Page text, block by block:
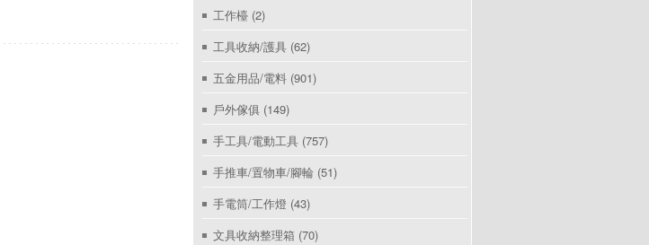
工作檯 (2)
工具收納/護具 (62)
五金用品/電料 (901)
戶外傢俱 (149)
手工具/電動工具 (757)
手推車/置物車/腳輪 (51)
手電筒/工作燈 (43)
文具收納整理箱 (70)